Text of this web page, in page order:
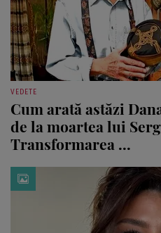
VEDETE
Cum arată astăzi
de la moartea lui
Transformarea ...